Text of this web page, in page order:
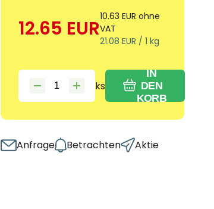
12.65 EUR10.63 EUR ohne
VAT
21.08 EUR / 1 kg
ks
IN
DEN
KORB
Anfrage Betrachten Aktie